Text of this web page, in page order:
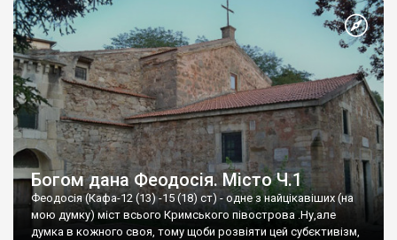
Богом дана Феодосія. Місто Ч.1
Феодосія (Кафа-12 (13) -15 (18) ст) - одне з найцікавіших (на
мою думку) міст всього Кримського півострова .Ну,але
думка в кожного своя, тому щоби розвіяти цей субєктивізм,